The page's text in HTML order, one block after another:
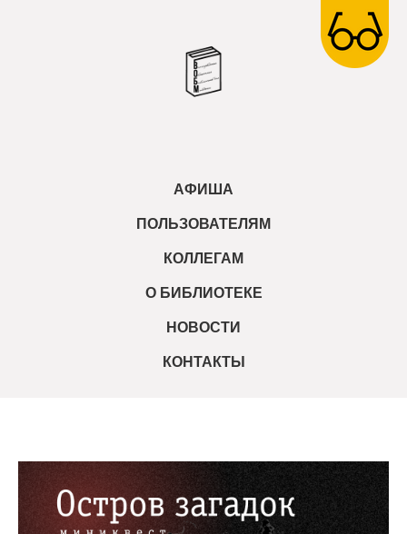
АФИША
ПОЛЬЗОВАТЕЛЯМ
КОЛЛЕГАМ
О БИБЛИОТЕКЕ
НОВОСТИ
КОНТАКТЫ